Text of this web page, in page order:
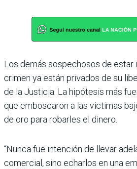
Los demás sospechosos de estar
crimen ya están privados de su
de la Justicia. La hipótesis más
que emboscaron a las víctimas
de oro para robarles el dinero.
“Nunca fue intención de llevar
comercial, sino echarlos en una